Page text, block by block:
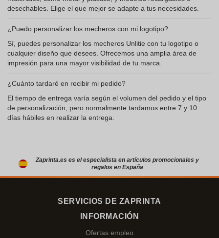
desechables. Elige el que mejor se adapte a tus necesidades.
¿Puedo personalizar los mecheros con mi logotipo?
Sí, puedes personalizar los mecheros Unlitie con tu logotipo o
cualquier diseño que desees. Ofrecemos una amplia área de
impresión para una mayor visibilidad de tu marca.
¿Cuánto tardaré en recibir mi pedido?
El tiempo de entrega varía según el volumen del pedido y el tipo
de personalización, pero normalmente tardamos entre 7 y 10
días hábiles en realizar la entrega.
Zaprinta.es es el especialista en artículos promocionales y
regalos en España
SERVICIOS DE ZAPRINTA
INFORMACIÓN
Ofertas empleo